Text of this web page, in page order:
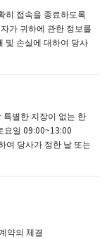
히 접속을 종료하도록
가 귀하에 관한 정보를
및 손실에 대하여 당사
별한 지장이 없는 한
요일 09:00~13:00
여 당사가 정한 날 또는
약의 체결